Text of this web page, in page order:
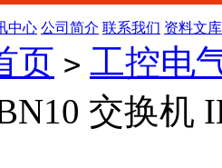
中心 公司简介 联系我们 资料文库
页 > 工控电
交换机